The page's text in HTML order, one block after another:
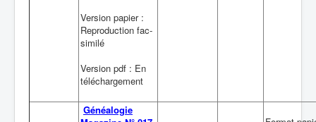
Version papier :
Reproduction fac-
similé
Version pdf : En
téléchargement
Généalogie